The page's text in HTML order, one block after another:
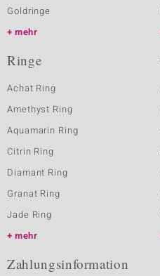
Goldringe
mehr
Ringe
Achat Ring
Amethyst Ring
Aquamarin Ring
Citrin Ring
Diamant Ring
Granat Ring
Jade Ring
mehr
Zahlungsinformation